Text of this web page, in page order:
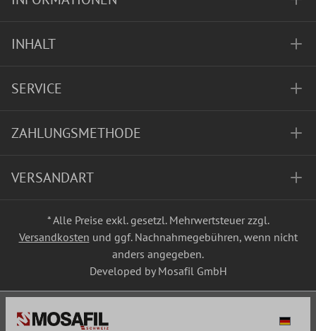
INHALT
SERVICE
ZAHLUNGSMETHODE
VERSANDART
* Alle Preise exkl. gesetzl. Mehrwertsteuer zzgl.
Versandkosten und ggf. Nachnahmegebühren, wenn nicht
anders angegeben.
Developed by Mosafil GmbH